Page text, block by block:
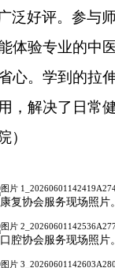
泛好评。参与
体验专业的中
心。学到的拉
，解决了日常
）
康复协会服务现场照片。
口腔协会服务现场照片。